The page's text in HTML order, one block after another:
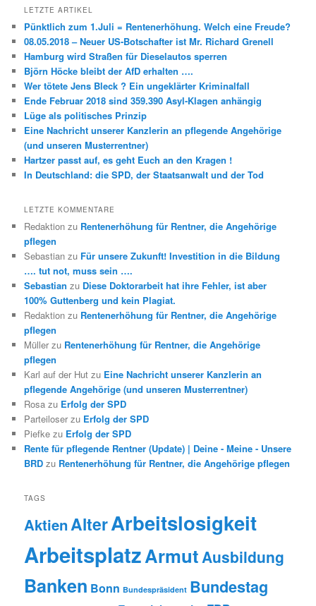
LETZTE ARTIKEL
Pünktlich zum 1.Juli = Rentenerhöhung. Welch eine Freude?
08.05.2018 – Neuer US-Botschafter ist Mr. Richard Grenell
Hamburg wird Straßen für Dieselautos sperren
Björn Höcke bleibt der AfD erhalten ….
Wer tötete Jens Bleck ? Ein ungeklärter Kriminalfall
Ende Februar 2018 sind 359.390 Asyl-Klagen anhängig
Lüge als politisches Prinzip
Eine Nachricht unserer Kanzlerin an pflegende Angehörige
(und unseren Musterrentner)
Hartzer passt auf, es geht Euch an den Kragen !
In Deutschland: die SPD, der Staatsanwalt und der Tod
LETZTE KOMMENTARE
Redaktion zu Rentenerhöhung für Rentner, die Angehörige
pflegen
Sebastian zu Für unsere Zukunft! Investition in die Bildung
…. tut not, muss sein ….
Sebastian zu Diese Doktorarbeit hat ihre Fehler, ist aber
100% Guttenberg und kein Plagiat.
Redaktion zu Rentenerhöhung für Rentner, die Angehörige
pflegen
Müller zu Rentenerhöhung für Rentner, die Angehörige
pflegen
Karl auf der Hut zu Eine Nachricht unserer Kanzlerin an
pflegende Angehörige (und unseren Musterrentner)
Rosa zu Erfolg der SPD
Parteiloser zu Erfolg der SPD
Piefke zu Erfolg der SPD
Rente für pflegende Rentner (Update) | Deine - Meine - Unsere
BRD zu Rentenerhöhung für Rentner, die Angehörige pflegen
TAGS
AktienAlterArbeitslosigkeit
ArbeitsplatzArmutAusbildung
Banken Bonn Bundespräsident Bundestag